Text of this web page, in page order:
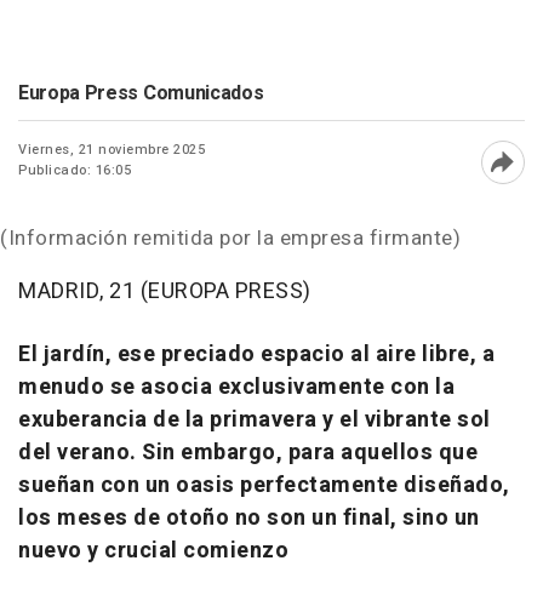
Europa Press Comunicados
Viernes, 21 noviembre 2025
Publicado: 16:05
(Información remitida por la empresa firmante)
MADRID, 21 (EUROPA PRESS)
El jardín, ese preciado espacio al aire libre, a
menudo se asocia exclusivamente con la
exuberancia de la primavera y el vibrante sol
del verano. Sin embargo, para aquellos que
sueñan con un oasis perfectamente diseñado,
los meses de otoño no son un final, sino un
nuevo y crucial comienzo